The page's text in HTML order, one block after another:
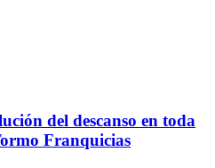
del descanso en toda
Franquicias